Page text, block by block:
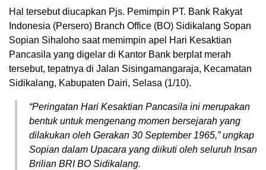
Hal tersebut diucapkan Pjs. Pemimpin PT. Bank Rakyat
Indonesia (Persero) Branch Office (BO) Sidikalang Sopan
Sopian Sihaloho saat memimpin apel Hari Kesaktian
Pancasila yang digelar di Kantor Bank berplat merah
tersebut, tepatnya di Jalan Sisingamangaraja, Kecamatan
Sidikalang, Kabupaten Dairi, Selasa (1/10).
“Peringatan Hari Kesaktian Pancasila ini merupakan
bentuk untuk mengenang momen bersejarah yang
dilakukan oleh Gerakan 30 September 1965,” ungkap
Sopian dalam Upacara yang diikuti oleh seluruh Insan
Brilian BRI BO Sidikalang.